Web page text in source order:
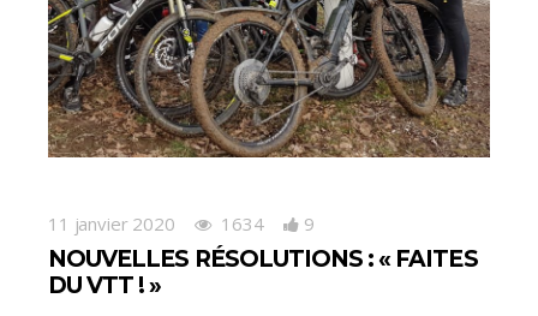
11 janvier 2020 1634 9
NOUVELLES RÉSOLUTIONS : « FAITES
DU VTT ! »